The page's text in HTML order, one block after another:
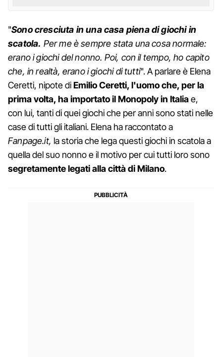
"Sono cresciuta in una casa piena di giochi in
scatola. Per me è sempre stata una cosa normale:
erano i giochi del nonno. Poi, con il tempo, ho capito
che, in realtà, erano i giochi di tutti". A parlare è Elena
Ceretti, nipote diEmilio Ceretti, l'uomo che, per la
prima volta, ha importato il Monopoly in Italiae,
con lui, tanti di quei giochi che per anni sono stati nelle
case di tutti gli italiani. Elena ha raccontato a
Fanpage.it, la storia che lega questi giochi in scatola a
quella del suo nonno e il motivo per cui tutti loro sono
segretamente legati alla città di Milano.